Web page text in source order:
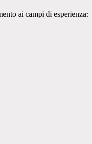
ai campi di esperienza: